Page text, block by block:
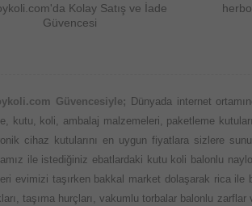
Kolay Satış ve İade
Güvencesi
Güvencesiyle; Dünyada internet
kutu, koli, ambalaj malzemeleri, paketleme
cihaz kutularını en uygun fiyatlara sizlere
ile istediğiniz ebatlardaki kutu koli balonlu
evimizi taşırken bakkal market dolaşarak rica ile
taşıma hurçları, vakumlu torbalar balonlu